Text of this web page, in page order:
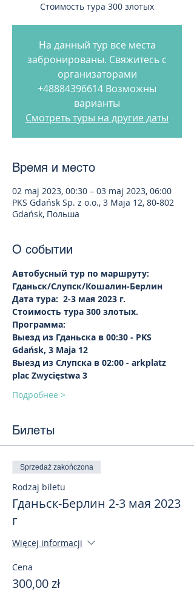
Стоимость тура 300 злотых
На данный тур все места
забронированы. Свяжитесь с
организаторами
+48884396614 Возможны
варианты
Смотреть туры на другие даты
Время и место
02 maj 2023, 00:30 – 03 maj 2023, 06:00
PKS Gdańsk Sp. z o.o., 3 Maja 12, 80-802
Gdańsk, Польша
О событии
Автобусный тур по маршруту:
Гданьск/Слупск/Кошалин-Берлин
Дата тура:  2-3 мая 2023 г.
Стоимость тура 300 злотых.
Программа:
Выезд из Гданьска в 00:30 - PKS
Gdańsk, 3 Maja 12
Выезд из Слупска в 02:00 - arkplatz
plac Zwycięstwa 3
Подробнее >
Билеты
Sprzedaż zakończona
Rodzaj biletu
Гданьск-Берлин 2-3 мая 2023
г
Więcej informacji
Cena
300,00 zł